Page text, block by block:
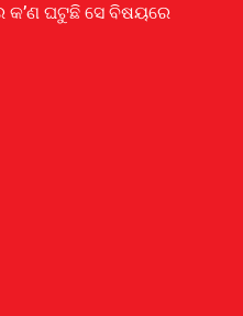
କ’ଣ ଘଟୁଛି ସେ ବିଷୟରେ